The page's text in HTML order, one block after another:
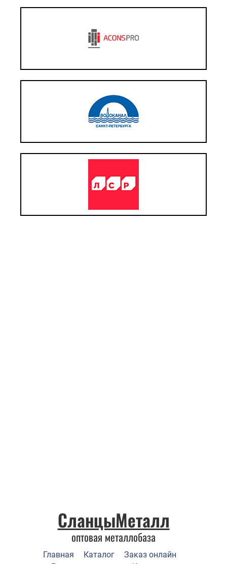
СланцыМеталл
оптовая металлобаза
Главная Каталог
Заказ онлайн